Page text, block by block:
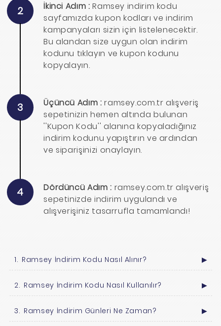
2 İkinci Adım : Ramsey indirim kodu
sayfamızda kupon kodları ve indirim
kampanyaları sizin için listelenecektir.
Bu alandan size uygun olan indirim
kodunu tıklayın ve kupon kodunu
kopyalayın.
3 Üçüncü Adım : ramsey.com.tr alışveriş
sepetinizin hemen altında bulunan
''Kupon Kodu'' alanına kopyaladığınız
indirim kodunu yapıştırın ve ardından
ve siparişinizi onaylayın.
4 Dördüncü Adım : ramsey.com.tr alışveriş
sepetinizde indirim uygulandı ve
alışverişiniz tasarrufla tamamlandı!
Ramsey İndirim Kodu Nasıl Alınır? ▶
Ramsey İndirim Kodu Nasıl Kullanılır? ▶
Ramsey İndirim Günleri Ne Zaman? ▶